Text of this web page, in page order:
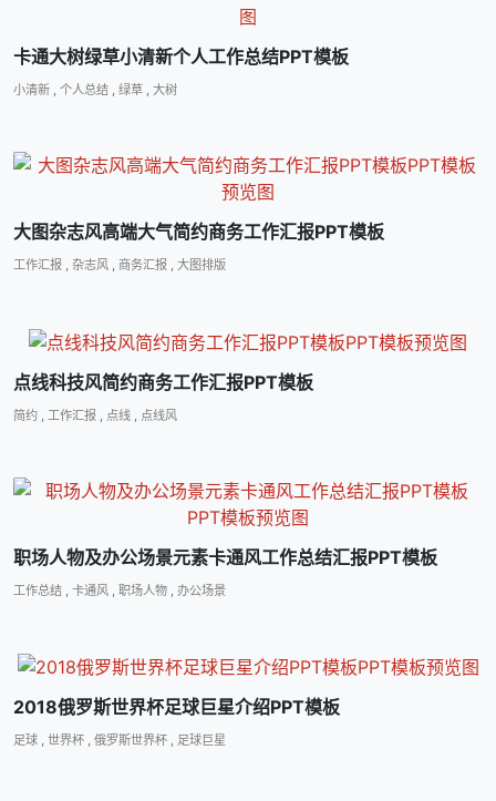
卡通大树绿草小清新个人工作总结PPT模板
小清新 , 个人总结 , 绿草 , 大树
大图杂志风高端大气简约商务工作汇报PPT模板
工作汇报 , 杂志风 , 商务汇报 , 大图排版
点线科技风简约商务工作汇报PPT模板
简约 工作汇报 点线 点线风
职场人物及办公场景元素卡通风工作总结汇报PPT模板
工作总结 卡通风 职场人物 办公场景
2018俄罗斯世界杯足球巨星介绍PPT模板
足球 , 世界杯 , 俄罗斯世界杯 , 足球巨星